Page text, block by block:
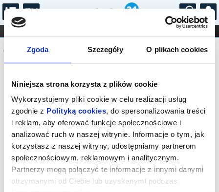
Zgoda Szczegóły O plikach cookies
Niniejsza strona korzysta z plików cookie
Wykorzystujemy pliki cookie w celu realizacji usług
zgodnie z Polityką cookies, do spersonalizowania treści
i reklam, aby oferować funkcje społecznościowe i
analizować ruch w naszej witrynie. Informacje o tym, jak
korzystasz z naszej witryny, udostępniamy partnerom
społecznościowym, reklamowym i analitycznym.
Partnerzy mogą połączyć te informacje z innymi danymi
otrzymanymi od Ciebie lub uzyskanymi podczas
...
FILHARMONIA OPERA I BALET
STAND-UP
DLA DZIECI
Komunikat
Sprzedaż on-line została zakończona,
sprawdź dostępność biletów u
organizatora.